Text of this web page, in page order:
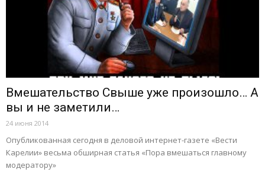
Вмешательство Свыше уже произошло… А
вы и не заметили…
24 июня 2014
Опубликованная сегодня в деловой интернет-газете «Вести
Карелии» весьма обширная статья «Пора вмешаться главному
модератору»